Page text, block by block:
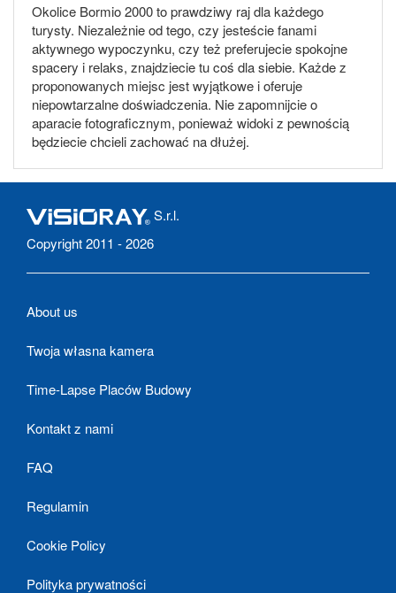
Okolice Bormio 2000 to prawdziwy raj dla każdego
turysty. Niezależnie od tego, czy jesteście fanami
aktywnego wypoczynku, czy też preferujecie spokojne
spacery i relaks, znajdziecie tu coś dla siebie. Każde z
proponowanych miejsc jest wyjątkowe i oferuje
niepowtarzalne doświadczenia. Nie zapomnijcie o
aparacie fotograficznym, ponieważ widoki z pewnością
będziecie chcieli zachować na dłużej.
S.r.l.
Copyright 2011 - 2026
About us
Twoja własna kamera
Time-Lapse Placów Budowy
Kontakt z nami
FAQ
Regulamin
Cookie Policy
Polityka prywatności